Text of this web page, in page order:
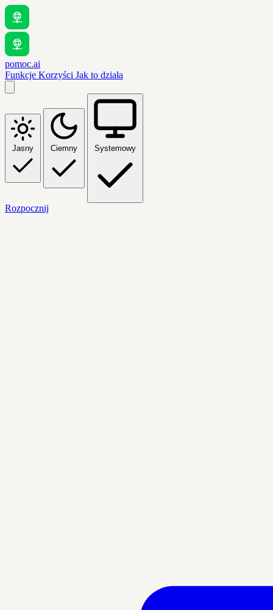
pomoc.ai
Funkcje Korzyści Jak to działa
Jasny Ciemny Systemowy
Rozpocznij